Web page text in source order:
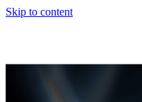
Skip to content
Unternehmen